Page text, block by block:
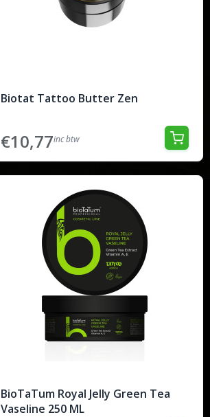
Biotat Tattoo Butter Zen
€10,77inc btw
BioTaTum Royal Jelly Green Tea
Vaseline 250 ML